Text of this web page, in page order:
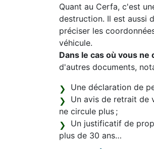
Quant au Cerfa, c'est
destruction. Il est aussi
préciser les
véhicule.
Dans le cas où vous
d'autres documents,
Une déclaration de
Un avis de retrait de
ne circule plus ;
Un justificatif de
plus de 30 ans…